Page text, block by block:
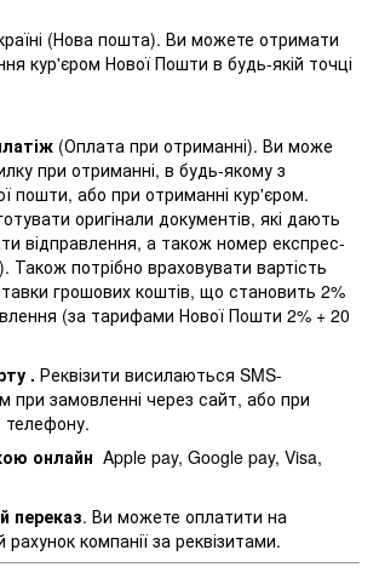
(Нова пошта). Ви можете отримати
кур'єром Нової Пошти в будь-якій точці
(Оплата при отриманні). Ви може
при отриманні, в будь-якому з
пошти, або при отриманні кур'єром.
оригінали документів, які дають
відправлення, а також номер експрес-
Також потрібно враховувати вартість
грошових коштів, що становить 2%
(за тарифами Нової Пошти 2% + 20
. Реквізити висилаються SMS-
при замовленні через сайт, або при
телефону.
онлайн Apple pay, Google pay, Visa,
переказ. Ви можете оплатити на
рахунок компанії за реквізитами.